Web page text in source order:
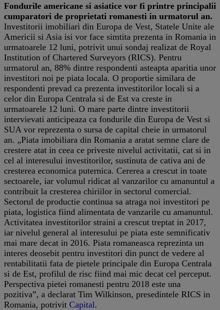
Fondurile americane si asiatice vor fi printre principalii
cumparatori de proprietati romanesti in urmatorul an.
Investitorii imobiliari din Europa de Vest, Statele Unite ale
Americii si Asia isi vor face simtita prezenta in Romania in
urmatoarele 12 luni, potrivit unui sondaj realizat de Royal
Institution of Chartered Surveyors (RICS). Pentru
urmatorul an, 88% dintre respondenti asteapta aparitia unor
investitori noi pe piata locala. O proportie similara de
respondenti prevad ca prezenta investitorilor locali si a
celor din Europa Centrala si de Est va creste in
urmatoarele 12 luni. O mare parte dintre investitorii
intervievati anticipeaza ca fondurile din Europa de Vest si
SUA vor reprezenta o sursa de capital cheie in urmatorul
an. „Piata imobiliara din Romania a aratat semne clare de
crestere atat in ceea ce priveste nivelul activitatii, cat si in
cel al interesului investitorilor, sustinuta de cativa ani de
cresterea economica puternica. Cererea a crescut in toate
sectoarele, iar volumul ridicat al vanzarilor cu amanuntul a
contribuit la cresterea chiriilor in sectorul comercial.
Sectorul de productie continua sa atraga noi investitori pe
piata, logistica fiind alimentata de vanzarile cu amanuntul.
Activitatea investitorilor straini a crescut treptat in 2017,
iar nivelul general al interesului pe piata este semnificativ
mai mare decat in 2016. Piata romaneasca reprezinta un
interes deosebit pentru investitori din punct de vedere al
rentabilitatii fata de pietele principale din Europa Centrala
si de Est, profilul de risc fiind mai mic decat cel perceput.
Perspectiva pietei romanesti pentru 2018 este una
pozitiva”, a declarat Tim Wilkinson, presedintele RICS in
Romania, potrivit Capital.